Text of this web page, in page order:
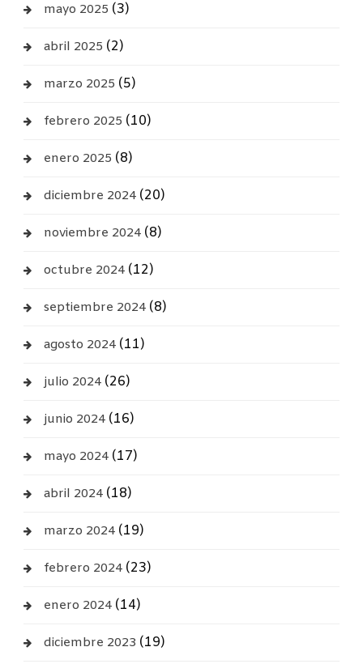
mayo 2025 (3)
abril 2025 (2)
marzo 2025 (5)
febrero 2025 (10)
enero 2025 (8)
diciembre 2024(20)
noviembre 2024(8)
octubre 2024(12)
septiembre 2024(8)
agosto 2024(11)
julio 2024(26)
junio 2024(16)
mayo 2024(17)
abril 2024(18)
marzo 2024(19)
febrero 2024(23)
enero 2024(14)
diciembre 2023 (19)